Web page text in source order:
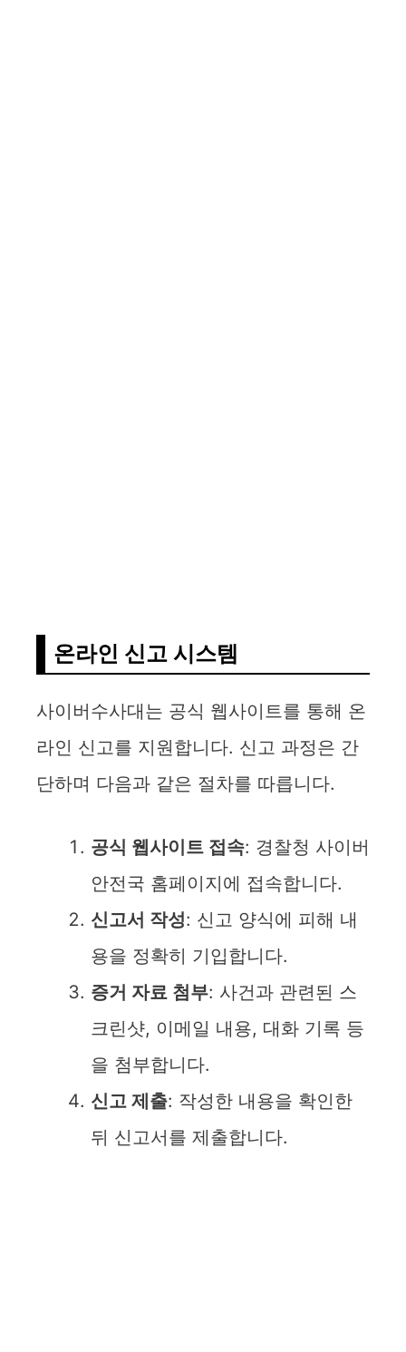
온라인 신고 시스템
사이버수사대는 공식 웹사이트를 통해 온
라인 신고를 지원합니다. 신고 과정은 간
단하며 다음과 같은 절차를 따릅니다.
공식 웹사이트 접속: 경찰청 사이버
안전국 홈페이지에 접속합니다.
신고서 작성: 신고 양식에 피해 내
용을 정확히 기입합니다.
증거 자료 첨부: 사건과 관련된 스
크린샷, 이메일 내용, 대화 기록 등
을 첨부합니다.
신고 제출: 작성한 내용을 확인한
뒤 신고서를 제출합니다.